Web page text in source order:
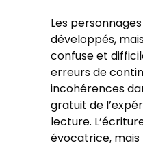
Les
développés,
confuse et
erreurs de
incohérences
gratuit de
lecture.
évocatrice,